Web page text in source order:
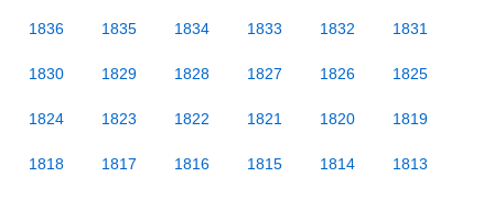
1836 1835 1834 1833 1832 1831
1830 1829 1828 1827 1826 1825
1824 1823 1822 1821 1820 1819
1818 1817 1816 1815 1814 1813